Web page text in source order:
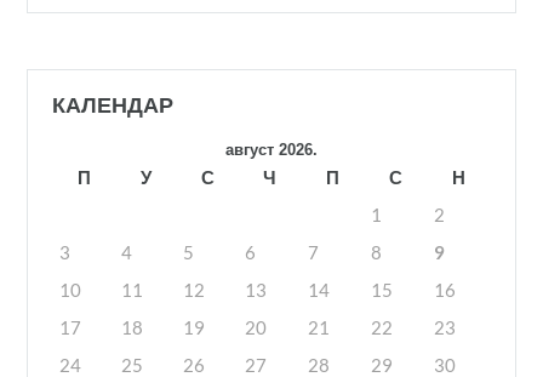
КАЛЕНДАР
август 2026.
П У С Ч П С
Н
1
2
3
4 5 6 7 8
9
10
11 12 13 14 15
16
17
18 19 20 21 22
23
24
25 26 27 28 29
30